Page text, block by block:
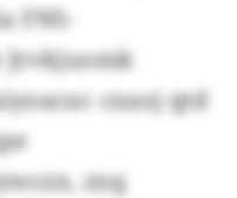
FNS-
Jrvkjuomk
cxaoj qtd
zxq